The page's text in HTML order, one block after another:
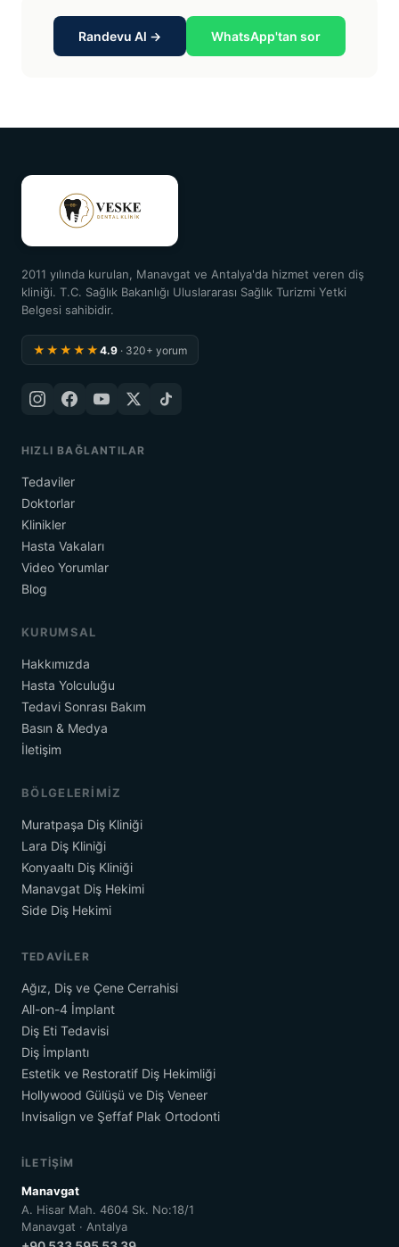
Randevu Al → WhatsApp'tan sor
2011 yılında kurulan, Manavgat ve Antalya'da hizmet veren diş
kliniği. T.C. Sağlık Bakanlığı Uluslararası Sağlık Turizmi Yetki
Belgesi sahibidir.
★★★★★ 4.9 · 320+ yorum
HIZLI BAĞLANTILAR
Tedaviler
Doktorlar
Klinikler
Hasta Vakaları
Video Yorumlar
Blog
KURUMSAL
Hakkımızda
Hasta Yolculuğu
Tedavi Sonrası Bakım
Basın & Medya
İletişim
BÖLGELERIMIZ
Muratpaşa Diş Kliniği
Lara Diş Kliniği
Konyaaltı Diş Kliniği
Manavgat Diş Hekimi
Side Diş Hekimi
TEDAVILER
Ağız, Diş ve Çene Cerrahisi
All-on-4 İmplant
Diş Eti Tedavisi
Diş İmplantı
Estetik ve Restoratif Diş Hekimliği
Hollywood Gülüşü ve Diş Veneer
Invisalign ve Şeffaf Plak Ortodonti
İLETIŞIM
Manavgat
A. Hisar Mah. 4604 Sk. No:18/1
Manavgat · Antalya